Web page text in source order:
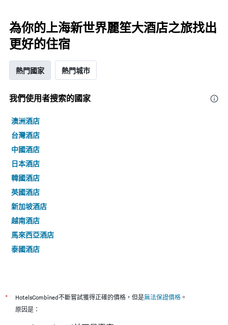
為你的上海新世界麗笙大酒店之旅找出
更好的住宿
熱門國家 熱門城市
我們使用者搜索的國家
澳洲酒店
台灣酒店
中國酒店
日本酒店
韓國酒店
英國酒店
新加坡酒店
越南酒店
馬來西亞酒店
泰國酒店
* HotelsCombined不斷嘗試獲得正確的價格，但是無法保證價格 。
原因是：